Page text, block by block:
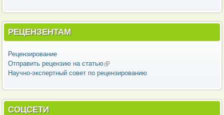
РЕЦЕНЗЕНТАМ
Рецензирование
Отправить рецензию на статью(внешняя ссылка)
Научно-экспертный совет по рецензированию
СОЦСЕТИ